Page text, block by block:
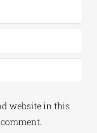
website in this